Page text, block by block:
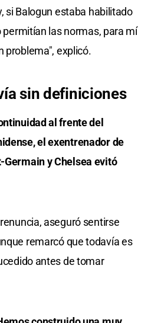
si Balogun estaba habilitado
permitían las normas, para mí
problema", explicó.
sin definiciones
al frente del
el exentrenador de
y Chelsea evitó
aseguró sentirse
remarcó que todavía es
antes de tomar